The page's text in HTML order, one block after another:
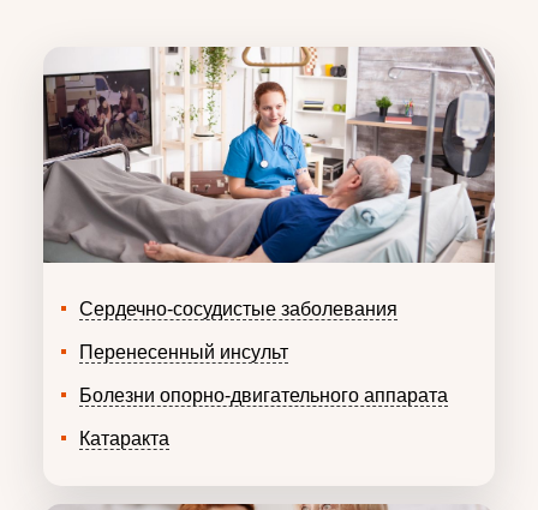
Сердечно-сосудистые заболевания
Перенесенный инсульт
Болезни опорно-двигательного аппарата
Катаракта